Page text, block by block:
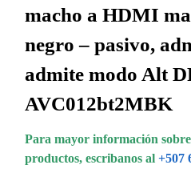
macho a HDMI
negro – pasivo,
admite modo Alt
AVC012bt2MBK
Para mayor información
productos, escribanos al +507